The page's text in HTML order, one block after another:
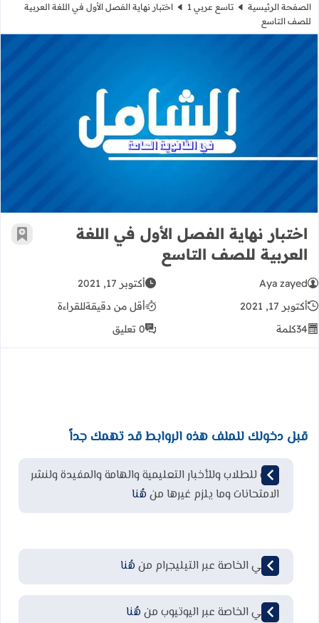
الصفحة الرئيسية تاسع عربي 1
اختبار نهاية الفصل الأول في اللغة العربية
للصف التاسع
اختبار نهاية الفصل الأول في اللغة
اختبار نهاية الفصل الأول في اللغة
العربية للصف التاسع
أضف
Aya zayed
أكتوبر 17, 2021
أكتوبر 17, 2021
أقل من دقيقةللقراءة
34كلمة 0 تعليق
قبل دخولك للملف هذه الروابط قد تهمك جداً
قناة للطلاب وللأخبار التعليمية والهامة والمفيدة ولنشر
الامتحانات وما يلزم غيرها من هُنا
قناتي الخاصة عبر التيليجرام من هُنا
قناتي الخاصة عبر اليوتيوب من هُنا